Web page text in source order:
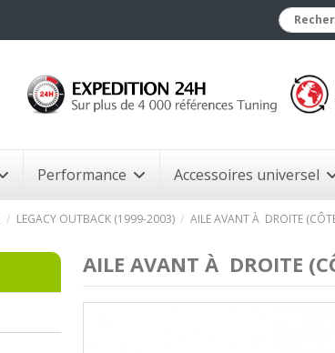
Performance Accessoires universel
LEGACY OUTBACK (1999-2003) AILE AVANT À DROITE
AILE AVANT À DROITE